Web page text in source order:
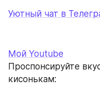
Уютный чат в
Мой Youtube
Проспонсируйте
кисонькам: